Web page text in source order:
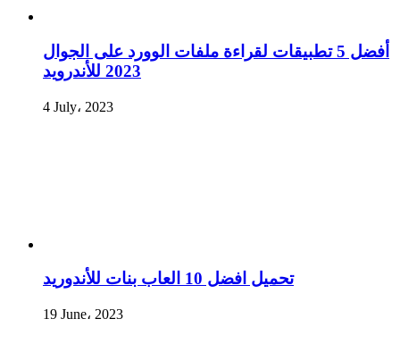
أفضل 5 تطبيقات لقراءة ملفات الوورد على الجوال
2023 للأندرويد
4 July، 2023
تحميل افضل 10 العاب بنات للأندوريد
19 June، 2023